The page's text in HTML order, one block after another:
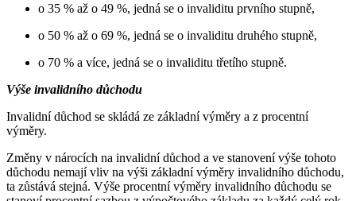
o 35 % až o 49 %, jedná se o invaliditu prvního stupně,
o 50 % až o 69 %, jedná se o invaliditu druhého stupně,
o 70 % a více, jedná se o invaliditu třetího stupně.
Výše invalidního důchodu
Invalidní důchod se skládá ze základní výměry a z procentní
výměry.
Změny v nárocích na invalidní důchod a ve stanovení výše tohoto
důchodu nemají vliv na výši základní výměry invalidního důchodu,
ta zůstává stejná. Výše procentní výměry invalidního důchodu se